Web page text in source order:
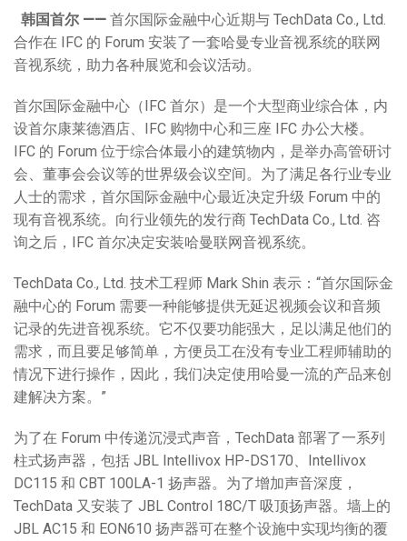
韩国首尔 —— 首尔国际金融中心近期与 TechData Co., Ltd.
合作在 IFC 的 Forum 安装了一套哈曼专业音视系统的联网
音视系统，助力各种展览和会议活动。
首尔国际金融中心（IFC 首尔）是一个大型商业综合体，内
设首尔康莱德酒店、IFC 购物中心和三座 IFC 办公大楼。
IFC 的 Forum 位于综合体最小的建筑物内，是举办高管研讨
会、董事会会议等的世界级会议空间。为了满足各行业专业
人士的需求，首尔国际金融中心最近决定升级 Forum 中的
现有音视系统。向行业领先的发行商 TechData Co., Ltd. 咨
询之后，IFC 首尔决定安装哈曼联网音视系统。
TechData Co., Ltd. 技术工程师 Mark Shin 表示：“首尔国际金
融中心的 Forum 需要一种能够提供无延迟视频会议和音频
记录的先进音视系统。它不仅要功能强大，足以满足他们的
需求，而且要足够简单，方便员工在没有专业工程师辅助的
情况下进行操作，因此，我们决定使用哈曼一流的产品来创
建解决方案。”
为了在 Forum 中传递沉浸式声音，TechData 部署了一系列
柱式扬声器，包括 JBL Intellivox HP-DS170、Intellivox
DC115 和 CBT 100LA-1 扬声器。为了增加声音深度，
TechData 又安装了 JBL Control 18C/T 吸顶扬声器。墙上的
JBL AC15 和 EON610 扬声器可在整个设施中实现均衡的覆